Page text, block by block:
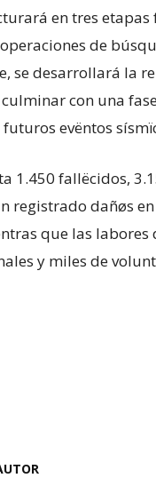
en tres
de
se desarrollará la
con una
evëntos
1.450 fallëcidos,
registrado dañøs
que las labores
y miles de